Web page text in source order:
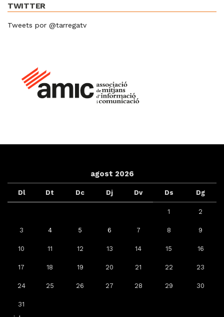
TWITTER
Tweets por @tarregatv
agost 2026
Dl Dt Dc Dj Dv Ds Dg
1 2
3 4 5 6 7 8 9
10 11 12 13 14 15 16
17 18 19 20 21 22 23
24 25 26 27 28 29 30
31